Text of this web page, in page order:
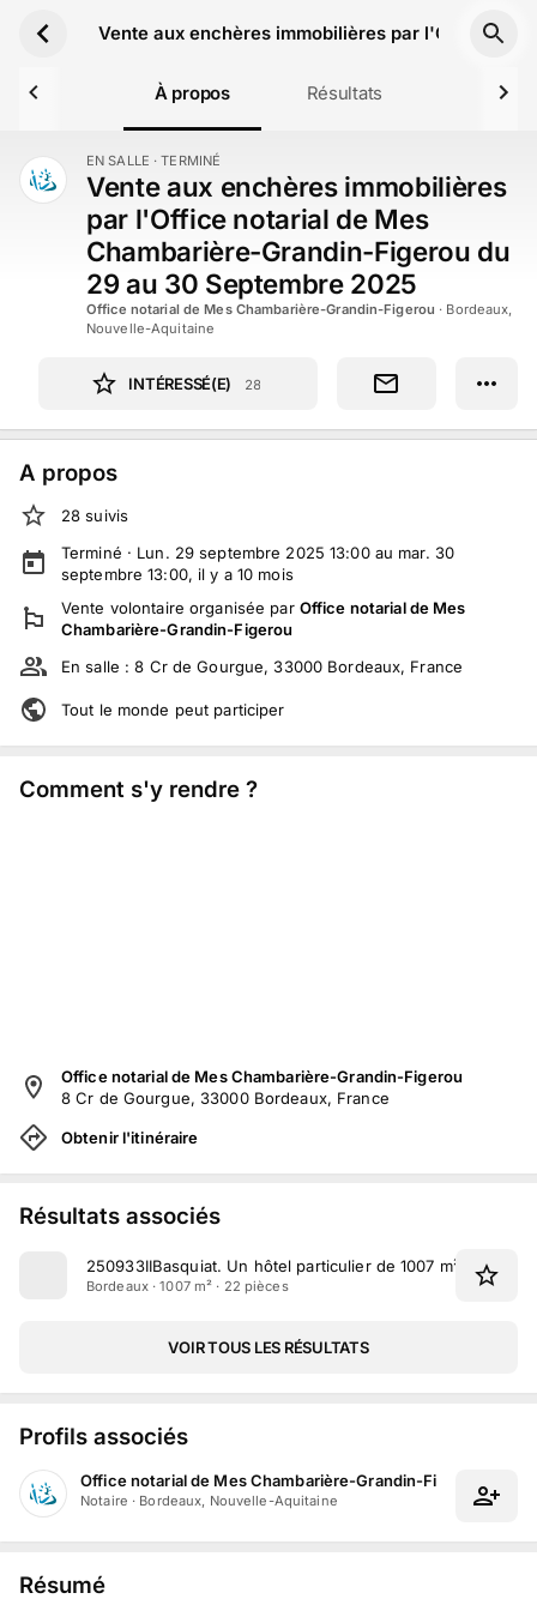
Vente aux enchères immobilières par l'Office
À propos Résultats
TERMINÉ EN SALLE · TERMINÉ
Vente aux enchères immobilières
par l'Office notarial de Mes
Chambarière-Grandin-Figerou du
29 au 30 Septembre 2025
Office notarial de Mes Chambarière-Grandin-Figerou · Bordeaux,
Nouvelle-Aquitaine
INTÉRESSÉ(E) 28
A propos
28 suivis
Terminé · Lun. 29 septembre 2025 13:00 au mar. 30
septembre 13:00, il y a 10 mois
Vente volontaire organisée par Office notarial de Mes
Chambarière-Grandin-Figerou
En salle :8 Cr de Gourgue, 33000 Bordeaux, France
Tout le monde peut participer
Comment s'y rendre ?
Office notarial de Mes Chambarière-Grandin-Figerou
8 Cr de Gourgue, 33000 Bordeaux, France
Obtenir l'itinéraire
Résultats associés
250933IIBasquiat. Un hôtel particulier de 1007 m² situé
Bordeaux · 1007 m² · 22 pièces
VOIR TOUS LES RÉSULTATS
Profils associés
Office notarial de Mes Chambarière-Grandin-Figerou
Notaire · Bordeaux, Nouvelle-Aquitaine
Résumé